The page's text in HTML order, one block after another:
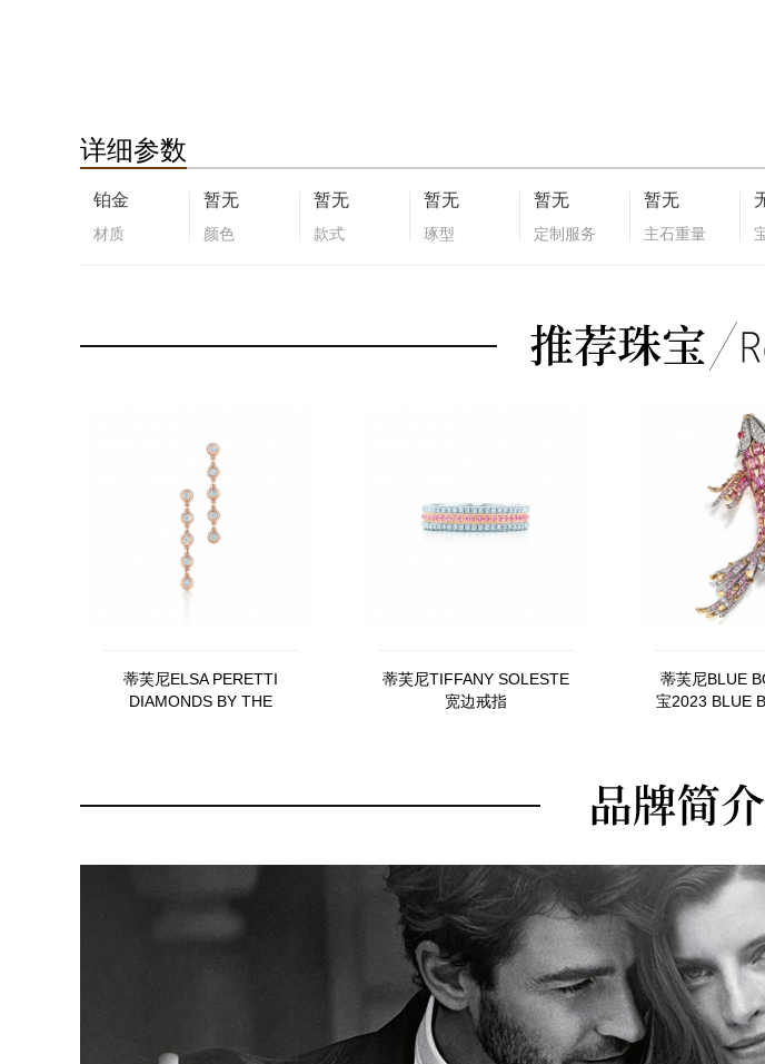
详细参数
铂金
材质
暂无
颜色
暂无
款式
暂无
琢型
暂无
定制服务
暂无
主石重量
蒂芙尼ELSA PERETTI
DIAMONDS BY THE
蒂芙尼TIFFANY SOLESTE
宽边戒指
蒂芙尼BLUE
宝2023 BLUE